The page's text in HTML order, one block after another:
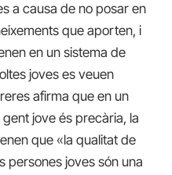
a causa de no posar en
que aporten, i
en un sistema de
joves es veuen
afirma que en un
jove és precària, la
que «la qualitat de
persones joves són una